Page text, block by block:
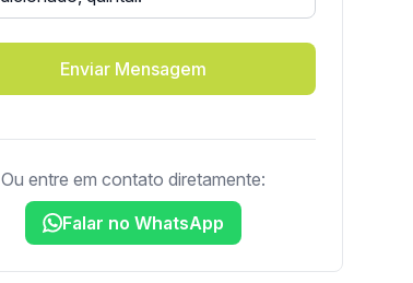
Enviar Mensagem
Ou entre em contato diretamente:
Falar no WhatsApp